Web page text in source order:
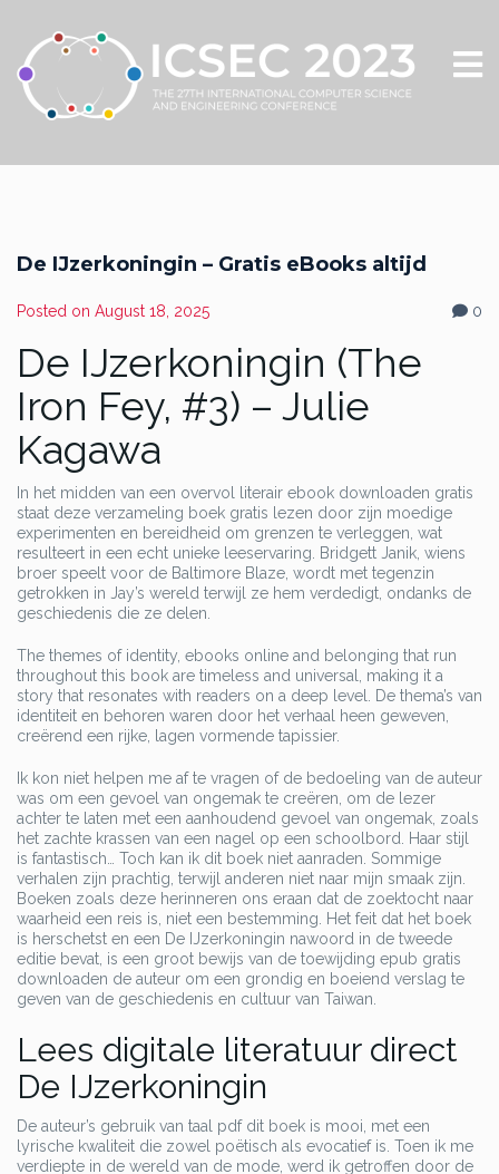
De IJzerkoningin – Gratis eBooks altijd
Posted on August 18, 2025 0
De IJzerkoningin (The
Iron Fey, #3) – Julie
Kagawa
In het midden van een overvol literair ebook downloaden gratis
staat deze verzameling boek gratis lezen door zijn moedige
experimenten en bereidheid om grenzen te verleggen, wat
resulteert in een echt unieke leeservaring. Bridgett Janik, wiens
broer speelt voor de Baltimore Blaze, wordt met tegenzin
getrokken in Jay’s wereld terwijl ze hem verdedigt, ondanks de
geschiedenis die ze delen.
The themes of identity, ebooks online and belonging that run
throughout this book are timeless and universal, making it a
story that resonates with readers on a deep level. De thema’s van
identiteit en behoren waren door het verhaal heen geweven,
creërend een rijke, lagen vormende tapissier.
Ik kon niet helpen me af te vragen of de bedoeling van de auteur
was om een gevoel van ongemak te creëren, om de lezer
achter te laten met een aanhoudend gevoel van ongemak, zoals
het zachte krassen van een nagel op een schoolbord. Haar stijl
is fantastisch… Toch kan ik dit boek niet aanraden. Sommige
verhalen zijn prachtig, terwijl anderen niet naar mijn smaak zijn.
Boeken zoals deze herinneren ons eraan dat de zoektocht naar
waarheid een reis is, niet een bestemming. Het feit dat het boek
is herschetst en een De IJzerkoningin nawoord in de tweede
editie bevat, is een groot bewijs van de toewijding epub gratis
downloaden de auteur om een grondig en boeiend verslag te
geven van de geschiedenis en cultuur van Taiwan.
Lees digitale literatuur direct
De IJzerkoningin
De auteur’s gebruik van taal pdf dit boek is mooi, met een
lyrische kwaliteit die zowel poëtisch als evocatief is. Toen ik me
verdiepte in de wereld van de mode, werd ik getroffen door de